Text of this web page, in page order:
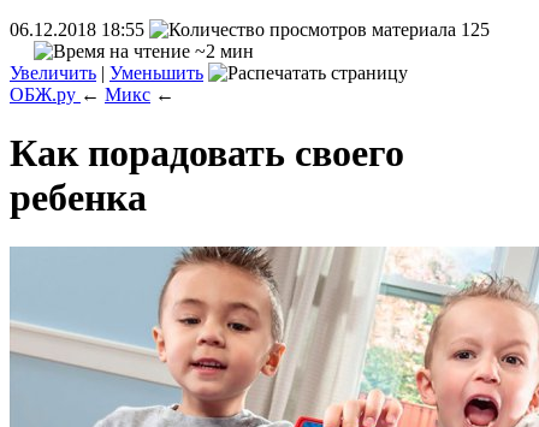
06.12.2018 18:55
125
~2 мин
Увеличить | Уменьшить
ОБЖ.ру ← Микс ←
Как порадовать своего
ребенка